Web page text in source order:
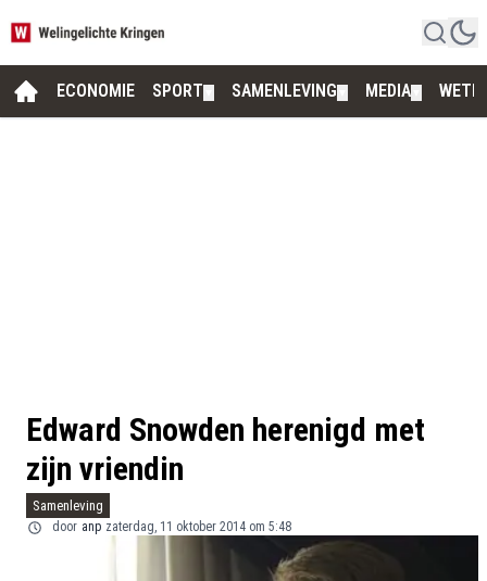
ECONOMIE SPORT SAMENLEVING MEDIA
Edward Snowden herenigd met
zijn vriendin
Samenleving
door anp zaterdag, 11 oktober 2014 om 5:48